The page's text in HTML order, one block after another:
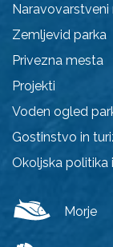
Naravovarstveni
Zemljevid parka
Privezna mesta
Projekti
Voden ogled
Gostinstvo in
Okoljska politika
Morje